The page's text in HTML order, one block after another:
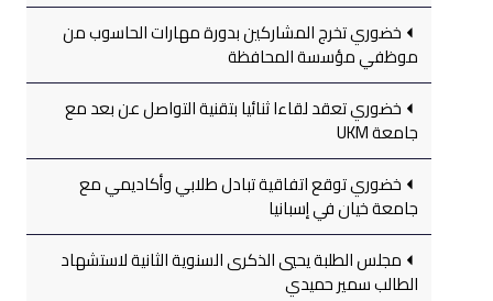
خضوري تخرج المشاركين بدورة مهارات الحاسوب من
موظفي مؤسسة المحافظة
خضوري تعقد لقاءا ثنائيا بتقنية التواصل عن بعد مع
جامعة UKM
خضوري توقع اتفاقية تبادل طلابي وأكاديمي مع
جامعة خيان في إسبانيا
مجلس الطلبة يحيي الذكرى السنوية الثانية لاستشهاد
الطالب سمير حميدي